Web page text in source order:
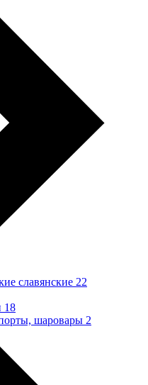
славянские 22
18
шаровары 2